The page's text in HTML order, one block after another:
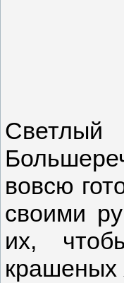
вовсю
своими
их,
крашеных